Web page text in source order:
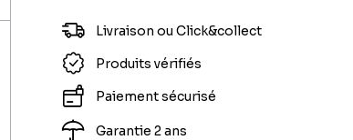
Livraison ou Click&collect
Produits vérifiés
Paiement sécurisé
Garantie 2 ans